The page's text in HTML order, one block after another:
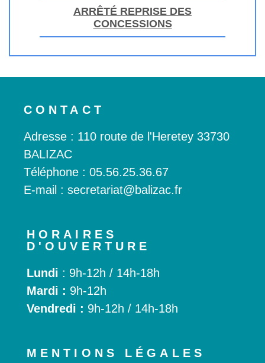
ARRÊTÉ REPRISE DES
CONCESSIONS
CONTACT
Adresse : 110 route de l'Heretey 33730
BALIZAC
Téléphone : 05.56.25.36.67
E-mail : secretariat@balizac.fr
HORAIRES
D'OUVERTURE
Lundi : 9h-12h / 14h-18h
Mardi : 9h-12h
Vendredi : 9h-12h / 14h-18h
MENTIONS LÉGALES